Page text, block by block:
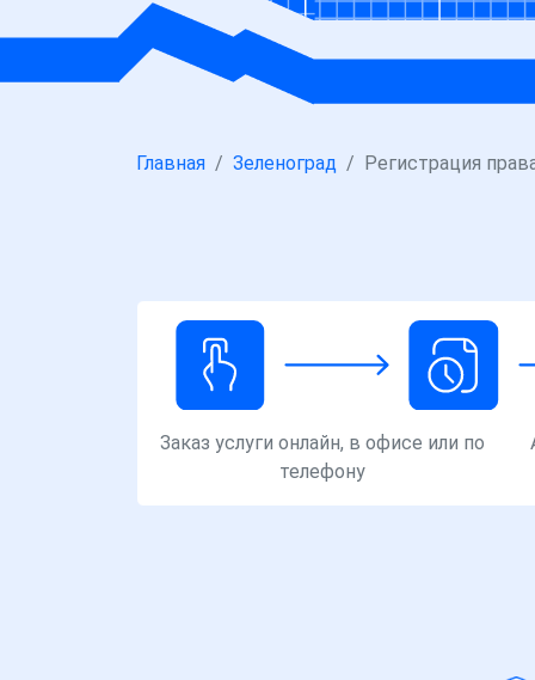
Главная Зеленоград Регистрация
Заказ услуги онлайн, в офисе или по
телефону